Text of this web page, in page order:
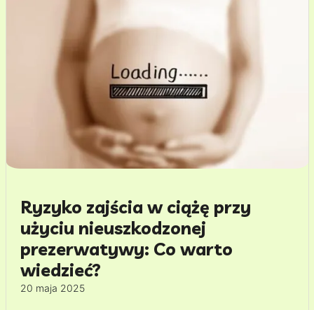
Ryzyko zajścia w ciążę przy
użyciu nieuszkodzonej
prezerwatywy: Co warto
wiedzieć?
20 maja 2025